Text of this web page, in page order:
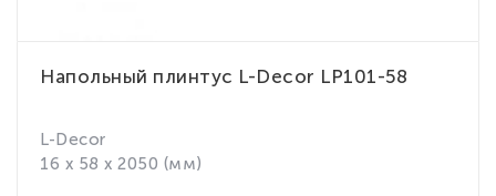
Напольный плинтус L-Decor LP101-58
L-Decor
16 x 58 x 2050 (мм)